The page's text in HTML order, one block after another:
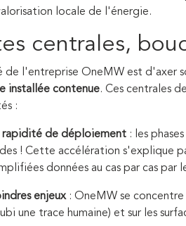
locale de l'énergie.
centrales,
de l'entreprise OneMW est d'axer
installée contenue. Ces centrales
:
de déploiement : les
! Cette accélération s'explique
données au cas par cas par
enjeux: OneMW se concentre
une trace humaine) et sur les